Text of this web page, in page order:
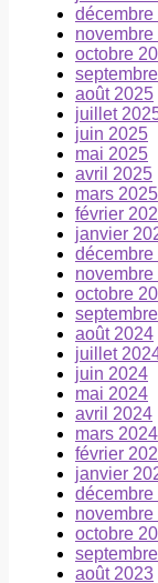
décembre
novembre
octobre
août 2025
juillet
juin 2025
mai 2025
avril 2025
mars 2025
février
janvier
décembre
novembre
octobre
août 2024
juillet
juin 2024
mai 2024
avril 2024
mars 2024
février
janvier
décembre
novembre
octobre
août 2023